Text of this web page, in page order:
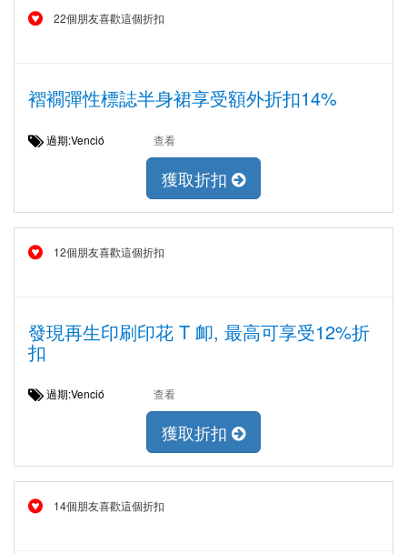
22個朋友喜歡這個折扣
褶襉彈性標誌半身裙享受額外折扣14%
過期:Venció 查看
獲取折扣
12個朋友喜歡這個折扣
發現再生印刷印花 T 卹, 最高可享受12%折
扣
過期:Venció 查看
獲取折扣
14個朋友喜歡這個折扣